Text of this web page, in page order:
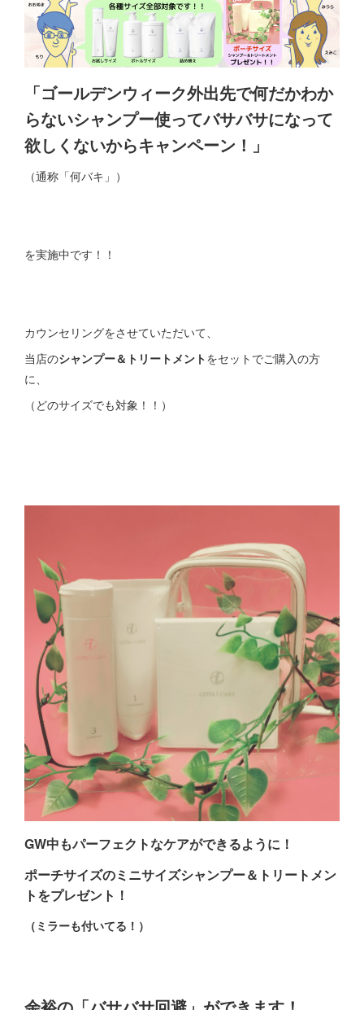
「ゴールデンウィーク外出先で何だかわか
らないシャンプー使ってバサバサになって
欲しくないからキャンペーン！」
（通称「何バキ」）
を実施中です！！
カウンセリングをさせていただいて、
当店のシャンプー＆トリートメントをセットでご購入の方
に、
（どのサイズでも対象！！）
GW中もパーフェクトなケアができるように！
ポーチサイズのミニサイズシャンプー＆トリートメン
トをプレゼント！
（ミラーも付いてる！）